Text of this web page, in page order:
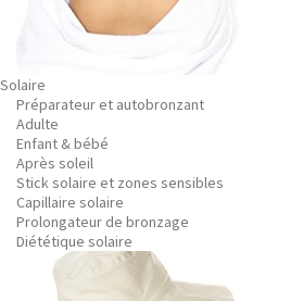
Solaire
Préparateur et autobronzant
Adulte
Enfant & bébé
Après soleil
Stick solaire et zones sensibles
Capillaire solaire
Prolongateur de bronzage
Diététique solaire